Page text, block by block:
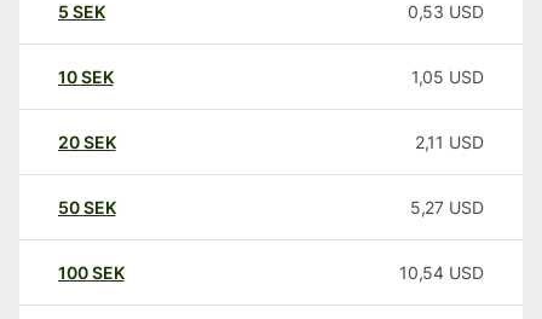
5 SEK 0,53 USD
10SEK 1,05 USD
20SEK 2,11 USD
50SEK 5,27 USD
100SEK 10,54 USD